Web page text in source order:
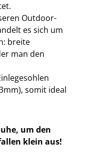
Outdoor-
es sich um
breite
man den
somit ideal
um den
klein aus!